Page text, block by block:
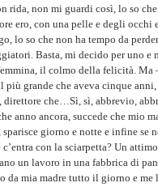
rida, non mi guardi così, lo so che
ero, con una pelle e degli occhi
lo so che non ha tempo da
Basta, mi decido per uno e
il colmo della felicità. Ma
grande che aveva cinque anni,
direttore che…Sì, sì, abbrevio,
anno ancora, succede che mio
giorno e notte e infine se
con la sciarpetta? Un
un lavoro in una fabbrica di
da mia madre tutto il giorno e me